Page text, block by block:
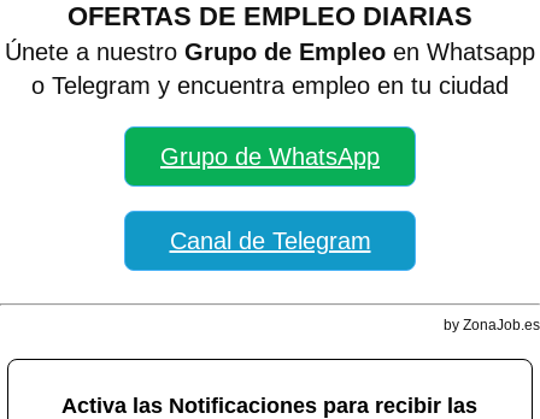
OFERTAS DE EMPLEO DIARIAS
Únete a nuestro Grupo de Empleo en Whatsapp
o Telegram y encuentra empleo en tu ciudad
Grupo de WhatsApp
Canal de Telegram
by ZonaJob.es
Activa las Notificaciones para recibir las